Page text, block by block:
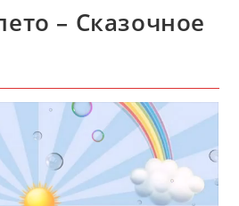
– Сказочное